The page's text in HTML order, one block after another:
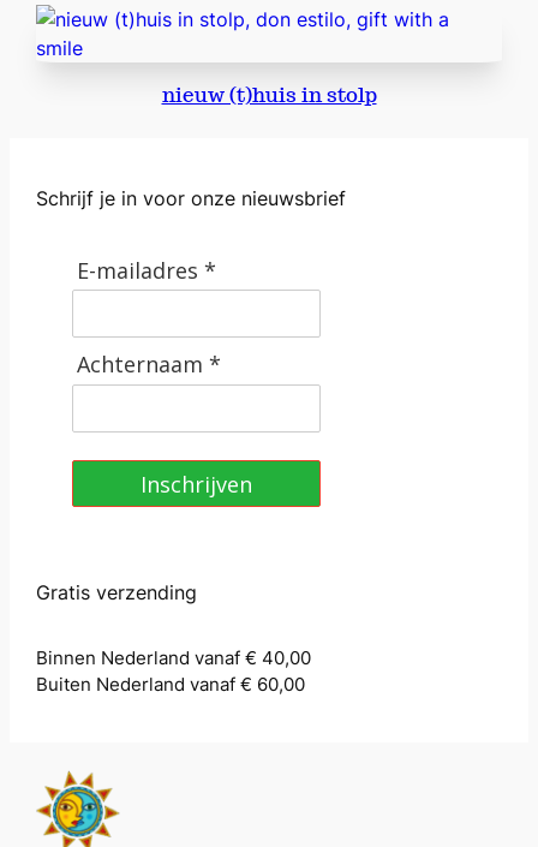
n
s
a
nieuw (t)huis in stolp
Schrijf je in voor onze nieuwsbrief
E-mailadres *
Achternaam *
Inschrijven
Gratis verzending
Binnen Nederland vanaf € 40,00
Buiten Nederland vanaf € 60,00